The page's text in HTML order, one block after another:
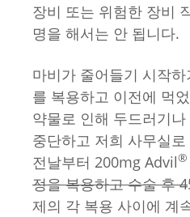
장비 또는 위험한 장비
명을 해서는 안 됩니다.
마비가 줄어들기 시작
를 복용하고 이전에 먹
약물로 인해 두드러기
중단하고 저희 사무실
전날부터 200mg Advil®
정을 복용하고 수술 후 4
제의 각 복용 사이에 계